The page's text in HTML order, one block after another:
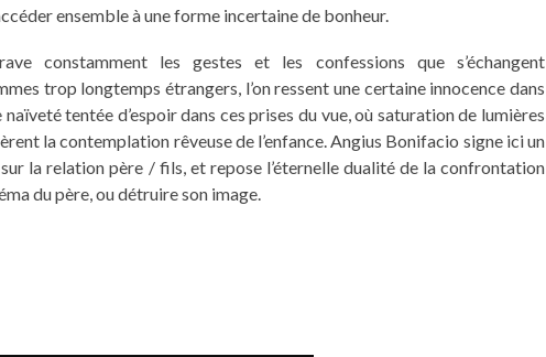
ensemble à une forme incertaine de bonheur.
constamment les gestes et les confessions que s’échangent
trop longtemps étrangers, l’on ressent une certaine innocence dans
naïveté tentée d’espoir dans ces prises du vue, où saturation de lumières
la contemplation rêveuse de l’enfance. Angius Bonifacio signe ici un
la relation père / fils, et repose l’éternelle dualité de la confrontation
du père, ou détruire son image.